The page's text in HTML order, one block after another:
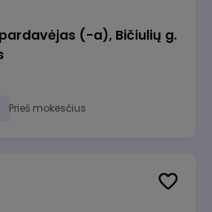
(-a), Bičiulių g.
Prieš mokesčius